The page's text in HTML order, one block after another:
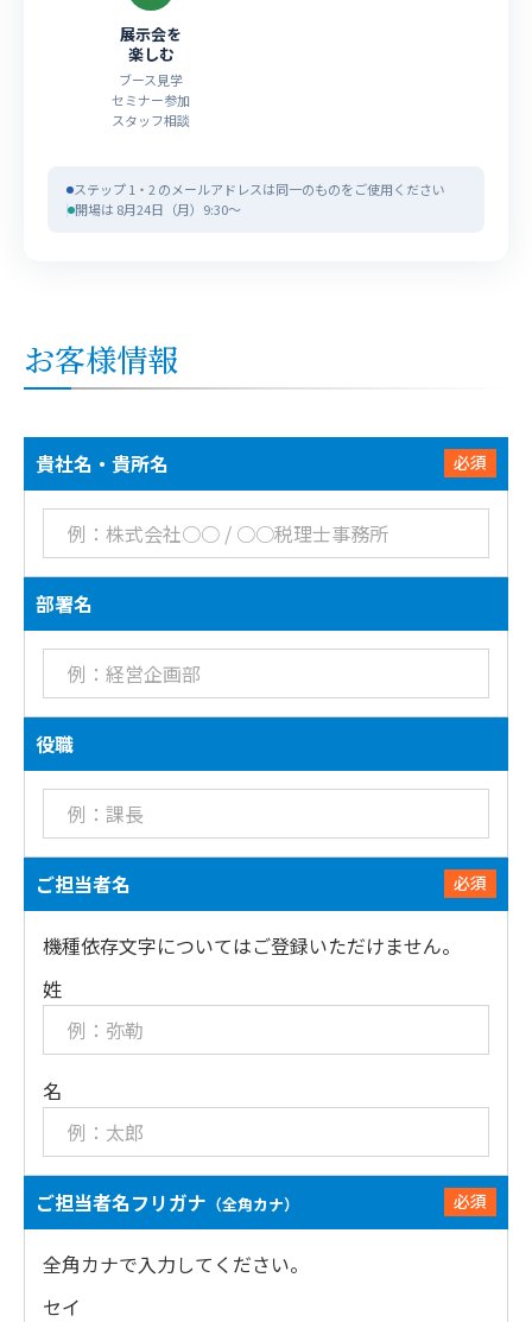
展示会を
楽しむ
ブース見学
セミナー参加
スタッフ相談
ステップ 1・2 のメールアドレスは同一のものをご使用ください
開場は 8月24日（月）9:30〜
お客様情報
必須
貴社名・貴所名
部署名
役職
必須
ご担当者名
機種依存文字についてはご登録いただけません。
姓
名
必須
ご担当者名フリガナ （全角カナ）
全角カナで入力してください。
セイ